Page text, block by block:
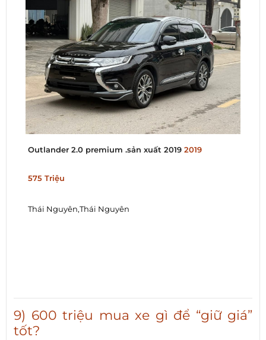
Outlander 2.0 premium .sản xuất 2019 2019
575 Triệu
Thái Nguyên,Thái Nguyên
9) 600 triệu mua xe gì để “giữ giá”
tốt?